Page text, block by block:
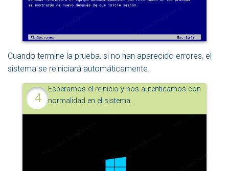
Cuando termine la prueba, si no han aparecido errores, el
sistema se reiniciará automáticamente.
Esperamos el reinicio y nos autenticamos con
normalidad en el sistema.